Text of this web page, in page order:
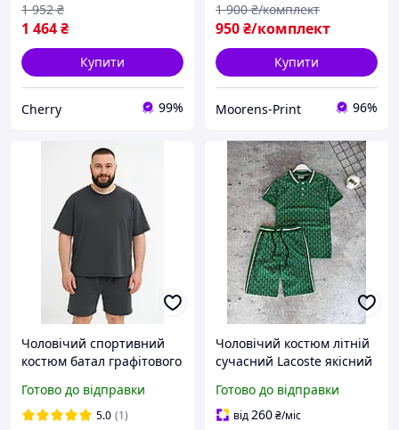
1 464₴
1 952 ₴
Купити
Cherry 99%
950₴/комплект
1 900 ₴/комплект
Купити
Moorens-Print 96%
Чоловічий спортивний
костюм батал графітового
шорти літній якісний
сучасний LikeM
Готово до відправки
5.0 (1)
Чоловічий костюм літній
сучасний Lacoste якісний
та футболка-поло Лакоста
на хлопця
Готово до відправки
від260₴/міс